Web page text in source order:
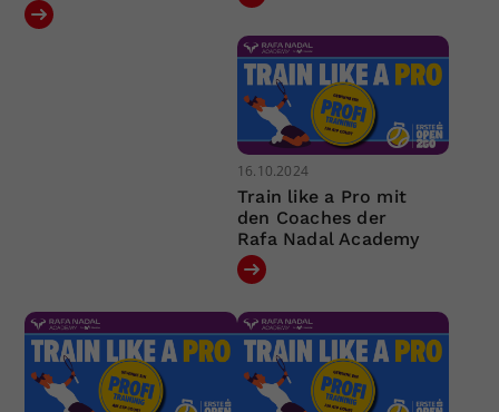
16.10.2024
Train like a Pro mit
den Coaches der
Rafa Nadal Academy